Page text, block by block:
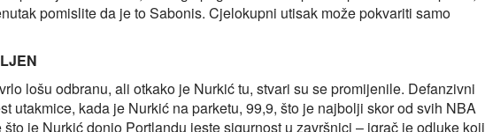
pomislite da je to Sabonis. Cjelokupni utisak može pokvariti samo
lošu odbranu, ali otkako je Nurkić tu, stvari su se promijenile. Defanzivni
utakmice, kada je Nurkić na parketu, 99,9, što je najbolji skor od svih NBA
je Nurkić donio Portlandu jeste sigurnost u završnici – igrač je odluke koji